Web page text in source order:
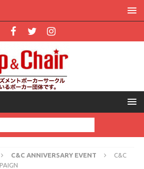
C&C ANNIVERSARY EVENT
C&C